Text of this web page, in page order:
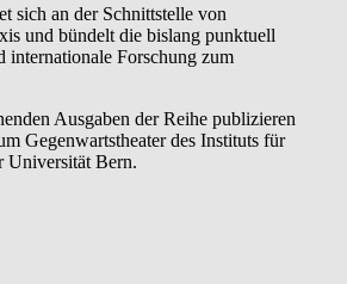
sich an der Schnittstelle von
und bündelt die bislang punktuell
internationale Forschung zum
Ausgaben der Reihe publizieren
Gegenwartstheater des Instituts für
Universität Bern.